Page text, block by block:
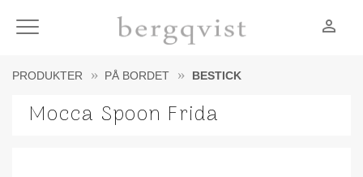
Meny person_outline
PRODUKTER PÅ BORDET BESTICK
Mocca Spoon Frida